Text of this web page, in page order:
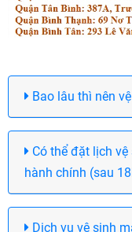
Bao lâu thì nên
Có thể đặt lịch
hành chính (sau
Dịch vụ vệ sinh